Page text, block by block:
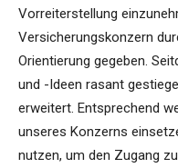
Vorreiterstellung
Versicherungskonzern
Orientierung gegeben.
und -Ideen rasant
erweitert. Entsprechend
unseres Konzerns
nutzen, um den Zugang